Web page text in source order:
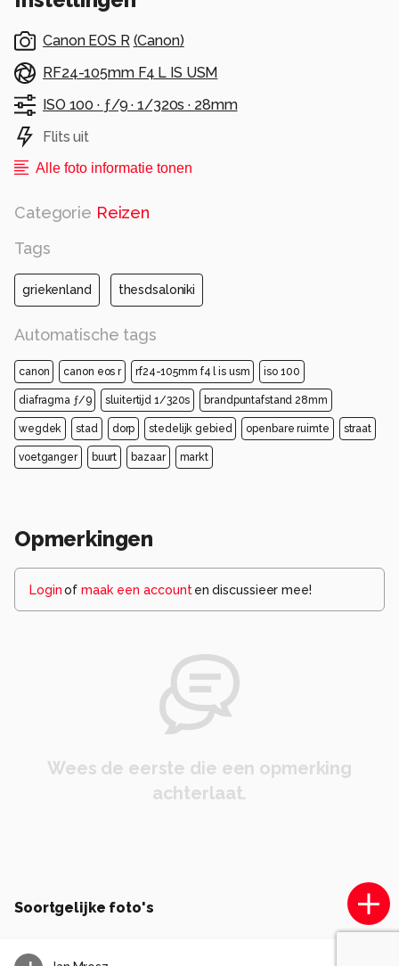
Canon EOS R (Canon)
RF24-105mm F4 L IS USM
ISO 100 · ƒ/9 ·1/320s · 28mm
Flits uit
Alle foto informatie tonen
Categorie Reizen
Tags
griekenland thesdsaloniki
Automatische tags
canon canon eos r rf24-105mm f4 l is usm iso 100
diafragma ƒ/9 sluitertijd 1/320s brandpuntafstand 28mm
wegdek stad dorp stedelijk gebied openbare ruimte straat
voetganger buurt bazaar markt
Opmerkingen
Loginof maak een account en discussieer mee!
Wees de eerste die een opmerking
achterlaat.
Soortgelijke foto's